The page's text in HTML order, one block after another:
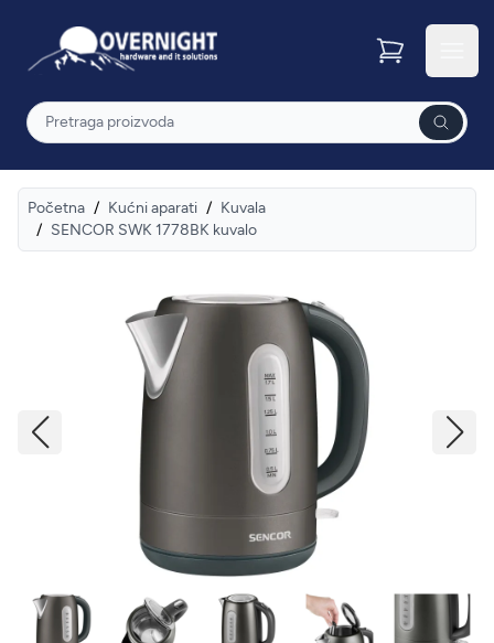
Overnight
Pretraga
Početna / Kućni aparati / Kuvala
/ SENCOR SWK 1778BK kuvalo